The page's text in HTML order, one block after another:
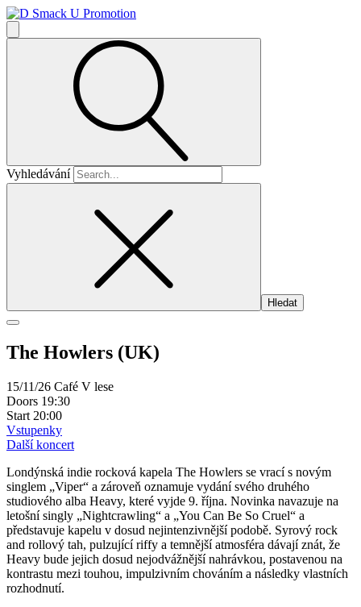
Vyhledávání
The Howlers (UK)
15/11/26 Café V lese
Doors 19:30
Start 20:00
Vstupenky
Další koncert
Londýnská indie rocková kapela The Howlers se vrací s novým
singlem „Viper“ a zároveň oznamuje vydání svého druhého
studiového alba Heavy, které vyjde 9. října. Novinka navazuje na
letošní singly „Nightcrawling“ a „You Can Be So Cruel“ a
představuje kapelu v dosud nejintenzivnější podobě. Syrový rock
and rollový tah, pulzující riffy a temnější atmosféra dávají znát, že
Heavy bude jejich dosud nejodvážnější nahrávkou, postavenou na
kontrastu mezi touhou, impulzivním chováním a následky vlastních
rozhodnutí.